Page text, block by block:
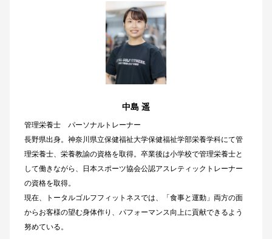
中島 遥
管理栄養士 パーソナルトレーナー
長野県出身。神奈川県立保健福祉大学保健福祉学部栄養学科にて管
理栄養士、栄養教諭の資格を取得。卒業後は小学校で管理栄養士と
して働きながら、日本スポーツ協会公認アスレティックトレーナー
の資格を取得。
現在、トータルゴルフフィットネスでは、「食事と運動」両方の面
からお客様の望む身体作り、パフォーマンス向上に貢献できるよう
努めている。